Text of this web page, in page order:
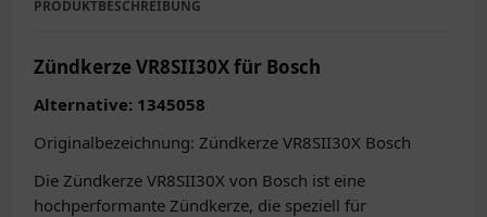
PRODUKTBESCHREIBUNG
Zündkerze VR8SII30X für Bosch
Alternative: 1345058
Originalbezeichnung: Zündkerze VR8SII30X Bosch
Die Zündkerze VR8SII30X von Bosch ist eine
hochperformante Zündkerze, die speziell für